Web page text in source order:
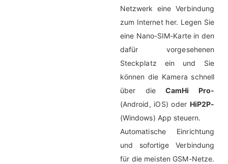
Netzwerk eine Verbindung
zum Internet her. Legen Sie
eine Nano-SIM-Karte in den
dafür vorgesehenen
Steckplatz ein und Sie
können die Kamera schnell
über dieCamHi Pro-
(Android, iOS) oder HiP2P-
(Windows) App steuern.
Automatische Einrichtung
und sofortige Verbindung
für die meisten GSM-Netze.